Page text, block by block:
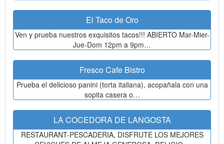
El Taco de Oro
Ven y prueba nuestros exquisitos tacos!!! ABIERTO Mar-Mier-
Jue-Dom 12pm a 9pm…
Fresco Cafe Bistro
Prueba el delicioso panini (torta italiana), acopañala con una
sopita casera o…
LA COCEDORA DE LANGOSTA
RESTAURANT-PESCADERIA, DISFRUTE LOS MEJORES